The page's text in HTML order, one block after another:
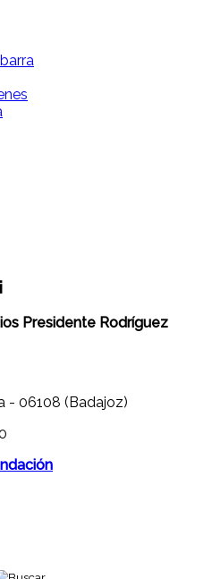
Presidente Rodríguez
- 06108 (Badajoz)